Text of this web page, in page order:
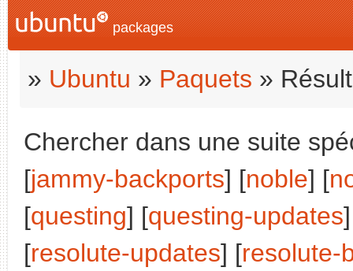
packages
» Ubuntu » Paquets »
Chercher dans une suite
[jammy-backports] [noble] [
[questing] [questing-updates
[resolute-updates] [resolute-